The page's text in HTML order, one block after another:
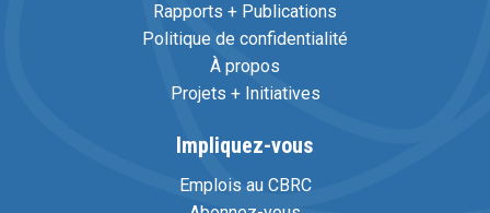
Rapports + Publications
Politique de confidentialité
À propos
Projets + Initiatives
Impliquez-vous
Emplois au CBRC